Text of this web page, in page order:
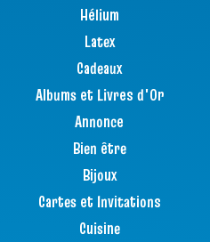
Hélium
Latex
Cadeaux
Albums et Livres d'Or
Annonce
Bien être
Bijoux
Cartes et Invitations
Cuisine